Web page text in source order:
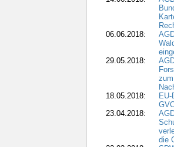
06.06.2018:
29.05.2018:
18.05.2018:
23.04.2018:
die